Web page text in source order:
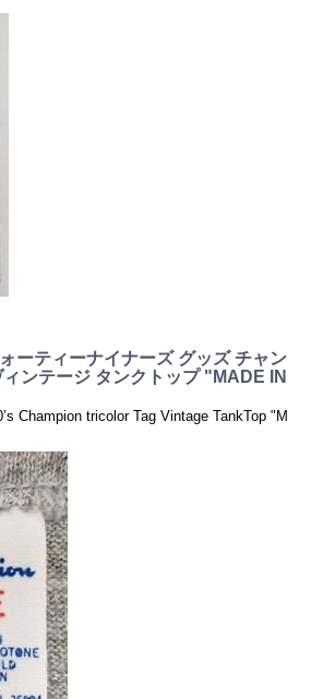
ーティーナイナーズ グッズ チャン
ンテージ タンクトップ "MADE IN
Champion tricolor Tag Vintage TankTop "M